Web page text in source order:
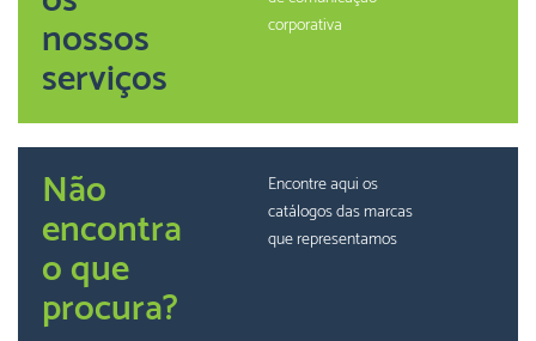
nossos
serviços
corporativa
Não
encontra
o que
procura?
Encontre aqui os
catálogos das marcas
que representamos